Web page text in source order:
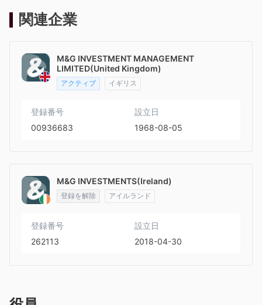
関連企業
M&G INVESTMENT MANAGEMENT
LIMITED(United Kingdom)
アクティブ イギリス
登録番号
00936683
設立日
1968-08-05
M&G INVESTMENTS(Ireland)
登録を解除 アイルランド
登録番号
262113
設立日
2018-04-30